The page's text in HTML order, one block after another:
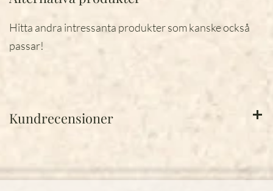
Hitta andra intressanta produkter som kanske också
passar!
Kundrecensioner